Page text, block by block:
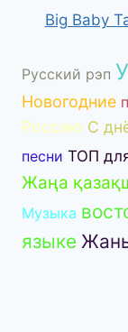
Big Baby
Русский рэп
Новогодние
Россию С
песни ТОП
Жаңа
Музыка
языке